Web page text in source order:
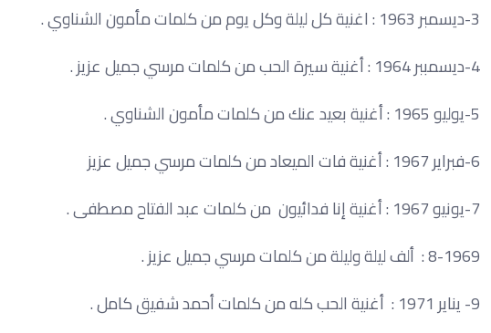
3-ديسمبر 1963 : اغنية كل ليلة وكل يوم من كلمات مأمون الشناوي .
4-ديسمببر 1964 : أغنية سيرة الحب من كلمات مرسي جميل عزيز .
5-يوليو 1965 : أغنية بعيد عنك من كلمات مأمون الشناوي .
6-فبراير 1967 : أغنية فات الميعاد من كلمات مرسي جميل عزيز
7-يونيو 1967 : أغنية إنا فدائيون من كلمات عبد الفتاح مصطفى .
8-1969 : ألف ليلة وليلة من كلمات مرسي جميل عزيز .
9- يناير 1971 : أغنية الحب كله من كلمات أحمد شفيق كامل .